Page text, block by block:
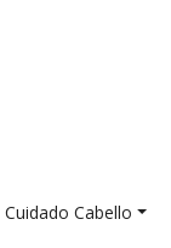
Cuidado Cabello